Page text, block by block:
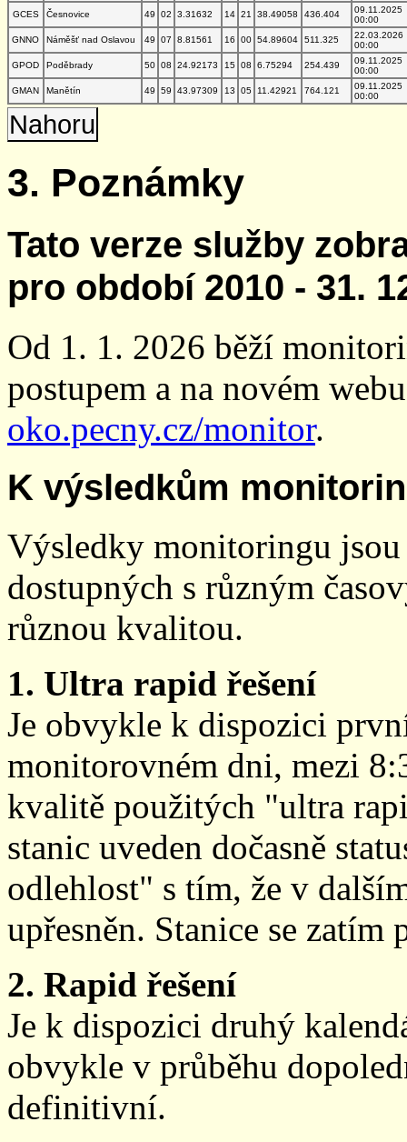
GCES
Česnovice 49 02 3.31632 14 21 38.49058 436.404
09.11.2025
00:00
GNNO
Náměšť nad Oslavou 49 07 8.81561 16 00 54.89604 511.325
22.03.2026
00:00
GPOD
Poděbrady 50 08 24.92173 15 08 6.75294 254.439
09.11.2025
00:00
GMAN
Manětín 49 59 43.97309 13 05 11.42921 764.121
09.11.2025
00:00
Nahoru
3. Poznámky
Tato verze služby
pro období 2010 - 31.
Od 1. 1. 2026 běží
postupem a na novém
oko.pecny.cz/monitor.
K výsledkům
Výsledky monitoringu
dostupných s různým
různou kvalitou.
1. Ultra rapid řešení
Je obvykle k dispozici
monitorovném dni, mezi
kvalitě použitých "ultra
stanic uveden dočasně
odlehlost" s tím, že v
upřesněn. Stanice se zatím
2. Rapid řešení
Je k dispozici druhý
obvykle v průběhu
definitivní.